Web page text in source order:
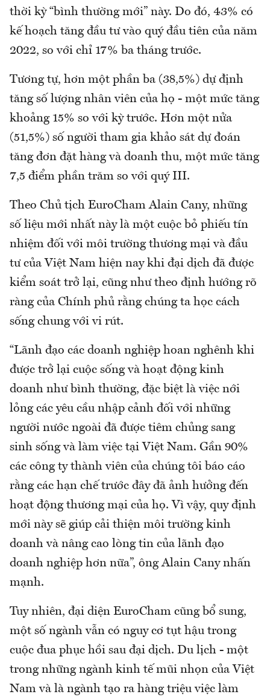
thời kỳ “bình thường mới” này. Do đó, 43% có
kế hoạch tăng đầu tư vào quý đầu tiên của năm
2022, so với chỉ 17% ba tháng trước.
Tương tự, hơn một phần ba (38,5%) dự định
tăng số lượng nhân viên của họ - một mức tăng
khoảng 15% so với kỳ trước. Hơn một nửa
(51,5%) số người tham gia khảo sát dự đoán
tăng đơn đặt hàng và doanh thu, một mức tăng
7,5 điểm phần trăm so với quý III.
Theo Chủ tịch EuroCham Alain Cany, những
số liệu mới nhất này là một cuộc bỏ phiếu tín
nhiệm đối với môi trường thương mại và đầu
tư của Việt Nam hiện nay khi đại dịch đã được
kiểm soát trở lại, cũng như theo định hướng rõ
ràng của Chính phủ rằng chúng ta học cách
sống chung với vi rút.
“Lãnh đạo các doanh nghiệp hoan nghênh khi
được trở lại cuộc sống và hoạt động kinh
doanh như bình thường, đặc biệt là việc nới
lỏng các yêu cầu nhập cảnh đối với những
người nước ngoài đã được tiêm chủng sang
sinh sống và làm việc tại Việt Nam. Gần 90%
các công ty thành viên của chúng tôi báo cáo
rằng các hạn chế trước đây đã ảnh hưởng đến
hoạt động thương mại của họ. Vì vậy, quy định
mới này sẽ giúp cải thiện môi trường kinh
doanh và nâng cao lòng tin của lãnh đạo
doanh nghiệp hơn nữa”, ông Alain Cany nhấn
mạnh.
Tuy nhiên, đại diện EuroCham cũng bổ sung,
một số ngành vẫn có nguy cơ tụt hậu trong
cuộc đua phục hồi sau đại dịch. Du lịch - một
trong những ngành kinh tế mũi nhọn của Việt
Nam và là ngành tạo ra hàng triệu việc làm